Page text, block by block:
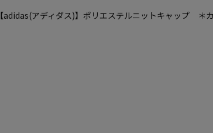
【adidas(アディダス)】ポリエステルニットキャップ ＊